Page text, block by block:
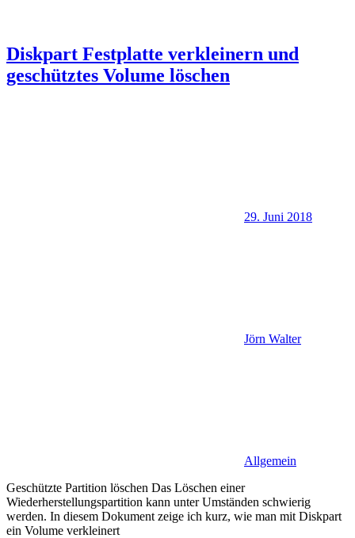
Diskpart Festplatte verkleinern und
geschütztes Volume löschen
29. Juni 2018
Jörn Walter
Allgemein
Geschützte Partition löschen Das Löschen einer
Wiederherstellungspartition kann unter Umständen schwierig
werden. In diesem Dokument zeige ich kurz, wie man mit Diskpart
ein Volume verkleinert